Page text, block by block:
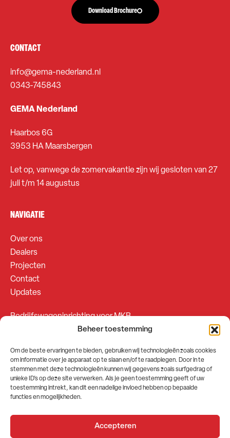
Beheer toestemming
Om de beste ervaringen te bieden, gebruiken wij technologieën zoals cookies
om informatie over je apparaat op te slaan en/of te raadplegen. Door in te
stemmen met deze technologieën kunnen wij gegevens zoals surfgedrag of
unieke ID's op deze site verwerken. Als je geen toestemming geeft of uw
toestemming intrekt, kan dit een nadelige invloed hebben op bepaalde
functies en mogelijkheden.
Accepteren
Download Brochure
CONTACT
info@gema-nederland.nl
0343-745843
GEMA Nederland
Haarbos 6G
3953 HA Maarsbergen
Let op, vanwege de zomervakantie zijn wij gesloten van 27
juli t/m 14 augustus
NAVIGATIE
Over ons
Dealers
Projecten
Contact
Updates
Bedrijfswageninrichting voor MKB
Bedrijfswageninrichting voor Fleetsales
SOCIALS